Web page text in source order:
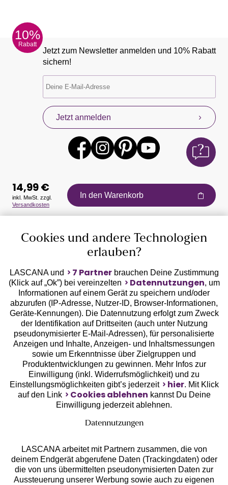
10%
Rabatt
Jetzt zum Newsletter anmelden und 10% Rabatt
sichern!
Jetzt anmelden
Auszeichnungen
Geprüfte Sicherheit
Unsere Apps
Services
14,99 €
inkl. MwSt. zzgl.
Versandkosten
In den Warenkorb
Cookies und andere Technologien
erlauben?
LASCANA und 7 Partnerbrauchen Deine Zustimmung
(Klick auf „Ok”) bei vereinzelten
Datennutzungen, um
Informationen auf einem Gerät zu speichern und/oder
abzurufen (IP-Adresse, Nutzer-ID, Browser-Informationen,
Geräte-Kennungen). Die Datennutzung erfolgt zum Zweck
der Identifikation auf Drittseiten (auch unter Nutzung
pseudonymisierter E-Mail-Adressen), für personalisierte
Anzeigen und Inhalte, Anzeigen- und Inhaltsmessungen
sowie um Erkenntnisse über Zielgruppen und
Produktentwicklungen zu gewinnen. Mehr Infos zur
Einwilligung (inkl. Widerrufsmöglichkeit) und zu
Einstellungsmöglichkeiten gibt’s jederzeit
hier. Mit Klick
auf den Link
Cookies ablehnen kannst Du Deine
Einwilligung jederzeit ablehnen.
Datennutzungen
LASCANA arbeitet mit Partnern zusammen, die von
deinem Endgerät abgerufene Daten (Trackingdaten) oder
die von uns übermittelten pseudonymisierten Daten zur
Aussteuerung unserer Werbung sowie auch zu eigenen